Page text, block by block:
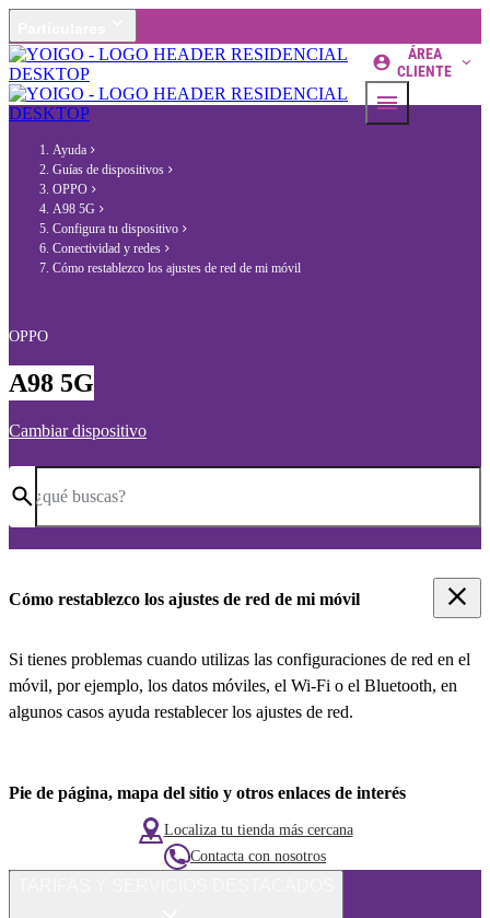
ÁREA
CLIENTE
Ayuda
Guías de dispositivos
OPPO
A98 5G
Configura tu dispositivo
Conectividad y redes
Cómo restablezco los ajustes de red de mi móvil
OPPO
A98 5G
Cambiar dispositivo
¿qué buscas?
Cómo restablezco los ajustes de red de mi móvil
Si tienes problemas cuando utilizas las configuraciones de red en el
móvil, por ejemplo, los datos móviles, el Wi-Fi o el Bluetooth, en
algunos casos ayuda restablecer los ajustes de red.
Pie de página, mapa del sitio y otros enlaces de interés
Localiza tu tienda más cercana
Contacta con nosotros